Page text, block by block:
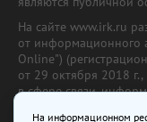
На сайте www.irk.ru
от информационного
Online")
от 29 октября 2018
в сфере связи,
На информационном